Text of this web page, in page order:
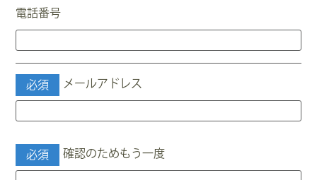
電話番号
必須 メールアドレス
必須 確認のためもう一度